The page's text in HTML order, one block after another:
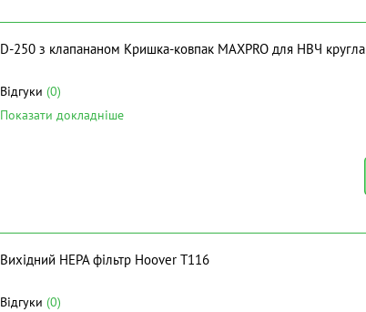
D-250 з клапананом Кришка-ковпак MAXPRO для НВЧ кругла
Відгуки (0)
Показати докладніше
Вихідний НЕРА фільтр Hoover T116
Відгуки (0)